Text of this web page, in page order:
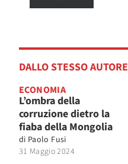
DALLO STESSO AUTORE
ECONOMIA
L’ombra della
corruzione dietro la
fiaba della Mongolia
di Paolo Fusi
31 Maggio 2024